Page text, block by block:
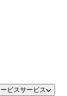
ビスサービス